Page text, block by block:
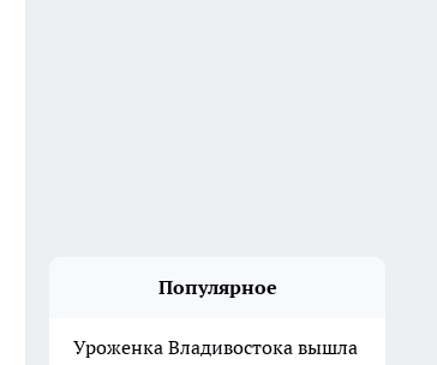
Популярное
Уроженка Владивостока вышла